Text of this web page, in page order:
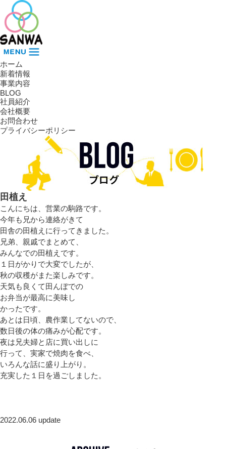
ホーム
新着情報
事業内容
BLOG
社員紹介
会社概要
お問合わせ
プライバシーポリシー
田植え
こんにちは、営業の駒路です。
今年も兄から連絡がきて
田舎の田植えに行ってきました。
兄弟、親戚でまとめて、
みんなでの田植えです。
１日がかりで大変でしたが、
秋の収穫がまた楽しみです。
天気も良くて田んぼでの
お弁当が最高に美味し
かったです。
あとは日頃、農作業してないので、
数日後の体の痛みが心配です。
夜は兄夫婦と店に買い出しに
行って、実家で焼肉を食べ、
いろんな話に盛り上がり。
充実した１日を過ごしました。
2022.06.06 update